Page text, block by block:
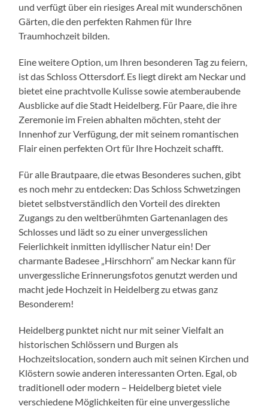
und verfügt über ein riesiges Areal mit wunderschönen
Gärten, die den perfekten Rahmen für Ihre
Traumhochzeit bilden.
Eine weitere Option, um Ihren besonderen Tag zu feiern,
ist das Schloss Ottersdorf. Es liegt direkt am Neckar und
bietet eine prachtvolle Kulisse sowie atemberaubende
Ausblicke auf die Stadt Heidelberg. Für Paare, die ihre
Zeremonie im Freien abhalten möchten, steht der
Innenhof zur Verfügung, der mit seinem romantischen
Flair einen perfekten Ort für Ihre Hochzeit schafft.
Für alle Brautpaare, die etwas Besonderes suchen, gibt
es noch mehr zu entdecken: Das Schloss Schwetzingen
bietet selbstverständlich den Vorteil des direkten
Zugangs zu den weltberühmten Gartenanlagen des
Schlosses und lädt so zu einer unvergesslichen
Feierlichkeit inmitten idyllischer Natur ein! Der
charmante Badesee „Hirschhorn“ am Neckar kann für
unvergessliche Erinnerungsfotos genutzt werden und
macht jede Hochzeit in Heidelberg zu etwas ganz
Besonderem!
Heidelberg punktet nicht nur mit seiner Vielfalt an
historischen Schlössern und Burgen als
Hochzeitslocation, sondern auch mit seinen Kirchen und
Klöstern sowie anderen interessanten Orten. Egal, ob
traditionell oder modern – Heidelberg bietet viele
verschiedene Möglichkeiten für eine unvergessliche